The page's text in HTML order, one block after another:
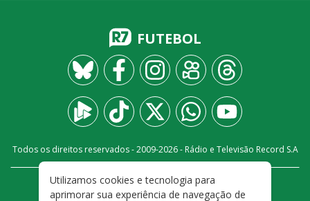
FUTEBOL
Todos os direitos reservados - 2009-2026- Rádio e Televisão Record S.A
FALE CONOSCO
PRIVACIDADE
Utilizamos cookies e tecnologia para
aprimorar sua experiência de navegação de